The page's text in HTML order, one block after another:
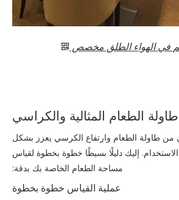
في الهواء الطلق مخصص
الطعام المثالية والكراسي
من طاولة الطعام وارتفاع الكرسي يعزز بشكل
إليك دليلًا بسيطًا خطوة بخطوة لقياس
مساحة الطعام الخاصة بك بدقة:
عملية القياس خطوة بخطوة